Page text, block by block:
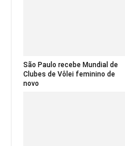
São Paulo recebe Mundial de
Clubes de Vôlei feminino de
novo